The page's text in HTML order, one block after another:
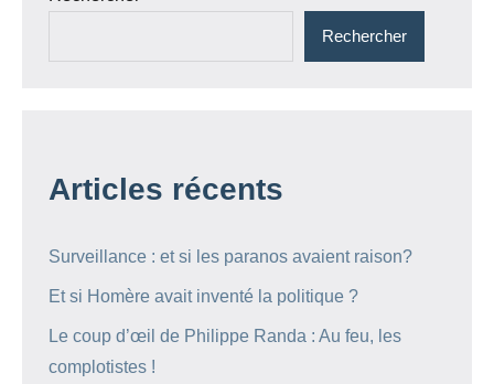
Rechercher
Articles récents
Surveillance : et si les paranos avaient raison?
Et si Homère avait inventé la politique ?
Le coup d’œil de Philippe Randa : Au feu, les
complotistes !